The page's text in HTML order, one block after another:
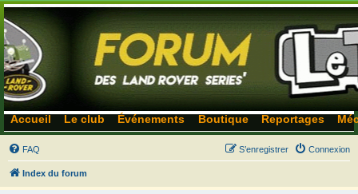
Accueil Le club Événements Boutique Reportages
FAQ Connexion
S’enregistrer
Index du forum